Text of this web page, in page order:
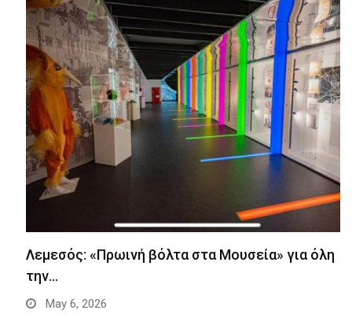
Λεμεσός: «Πρωινή βόλτα στα Μουσεία» για όλη
την…
May 6, 2026